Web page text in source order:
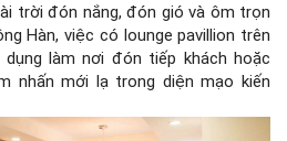
trời đón nắng, đón gió và ôm trọn
Hàn, việc có lounge pavillion trên
làm nơi đón tiếp khách hoặc
nhấn mới lạ trong diện mạo kiến